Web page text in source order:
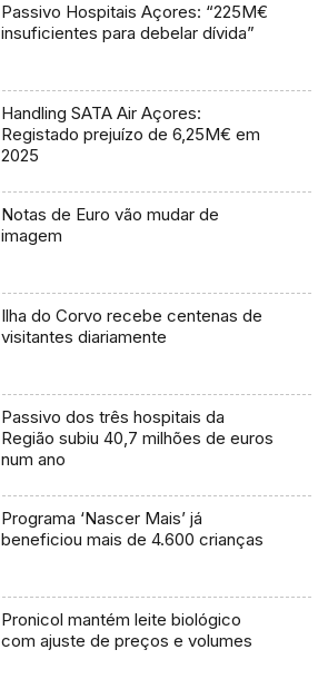
Passivo Hospitais Açores: “225M€
insuficientes para debelar dívida”
Handling SATA Air Açores:
Registado prejuízo de 6,25M€ em
2025
Notas de Euro vão mudar de
imagem
Ilha do Corvo recebe centenas de
visitantes diariamente
Passivo dos três hospitais da
Região subiu 40,7 milhões de euros
num ano
Programa ‘Nascer Mais’ já
beneficiou mais de 4.600 crianças
Pronicol mantém leite biológico
com ajuste de preços e volumes